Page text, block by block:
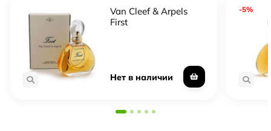
Van Cleef & Arpels
First
Нет в наличии
-5%